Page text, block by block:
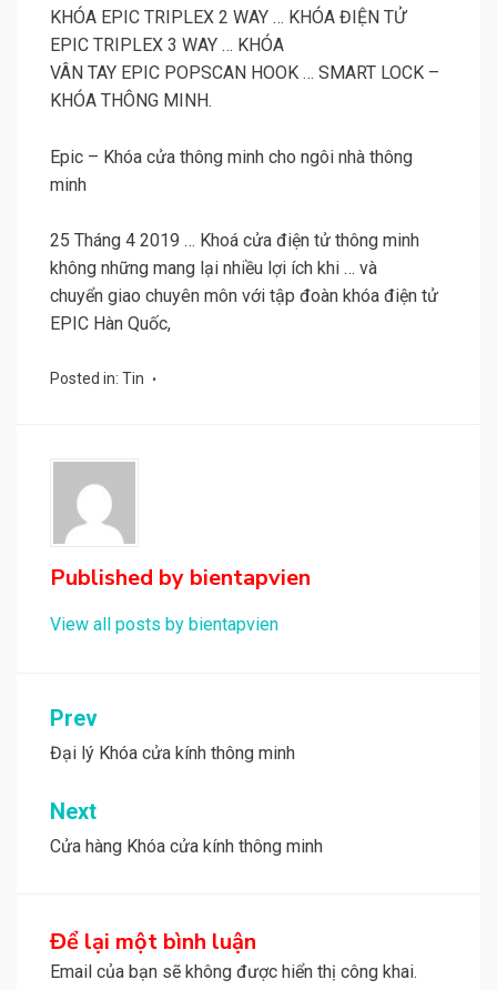
KHÓA EPIC TRIPLEX 2 WAY … KHÓA ĐIỆN TỬ
EPIC TRIPLEX 3 WAY … KHÓA
VÂN TAY EPIC POPSCAN HOOK … SMART LOCK –
KHÓA THÔNG MINH.
Epic – Khóa cửa thông minh cho ngôi nhà thông
minh
25 Tháng 4 2019 … Khoá cửa điện tử thông minh
không những mang lại nhiều lợi ích khi … và
chuyển giao chuyên môn với tập đoàn khóa điện tử
EPIC Hàn Quốc,
Posted in: Tin
Published by bientapvien
View all posts by bientapvien
Điều
hướng
bài
viết
Prev
Đại lý Khóa cửa kính thông minh
Next
Cửa hàng Khóa cửa kính thông minh
Để lại một bình luận
Email của bạn sẽ không được hiển thị công khai.